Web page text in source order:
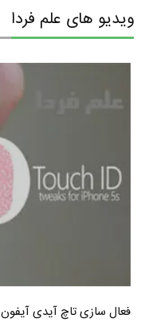
ویدیو های علم فردا
فعال سازی تاچ آیدی آیفون 6 ، تنظیمات تاچ آیدی